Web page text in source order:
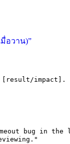
อวาน)”
[result/impact].
bug in the